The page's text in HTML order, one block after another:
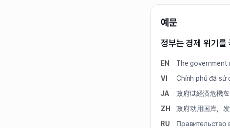
예문
정부는 경제 위기를
EN
The government
VI
Chính phủ đã sử
JA
政府は経済危機を
ZH
政府动用国库，
RU
Правительство